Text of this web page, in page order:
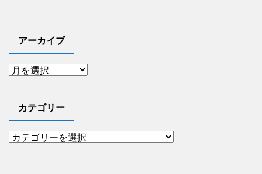
アーカイブ
カテゴリー